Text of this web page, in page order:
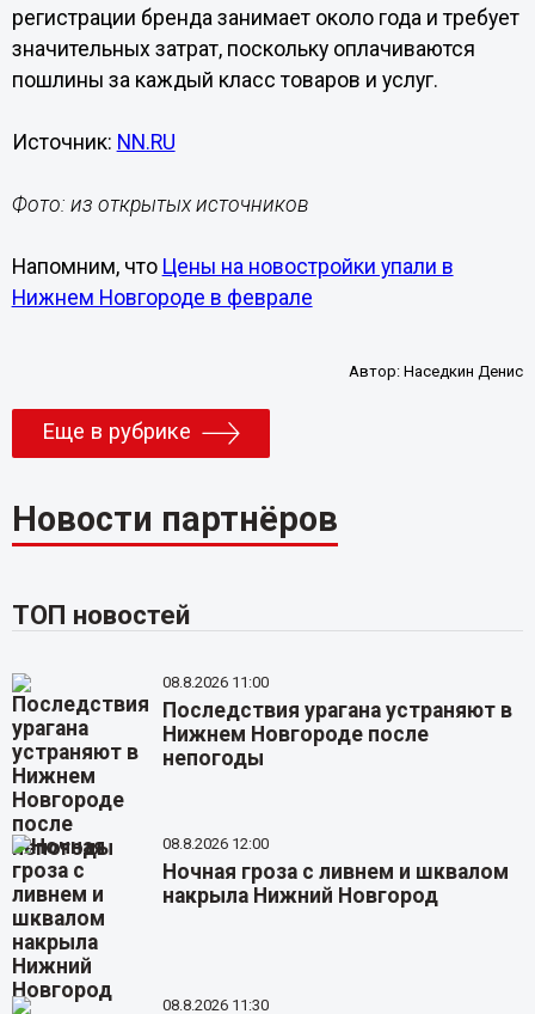
регистрации бренда занимает около года и требует
значительных затрат, поскольку оплачиваются
пошлины за каждый класс товаров и услуг.
Источник: NN.RU
Фото: из открытых источников
Напомним, что Цены на новостройки упали в
Нижнем Новгороде в феврале
Автор:Наседкин Денис
Еще в рубрике
Новости партнёров
ТОП новостей
08.8.2026 11:00
Последствия урагана устраняют в
Нижнем Новгороде после
непогоды
08.8.2026 12:00
Ночная гроза с ливнем и шквалом
накрыла Нижний Новгород
08.8.2026 11:30